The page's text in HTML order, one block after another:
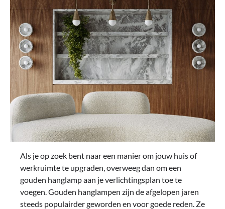
Als je op zoek bent naar een manier om jouw huis of
werkruimte te upgraden, overweeg dan om een ​​
gouden hanglamp aan je verlichtingsplan toe te
voegen. Gouden hanglampen zijn de afgelopen jaren
steeds populairder geworden en voor goede reden. Ze